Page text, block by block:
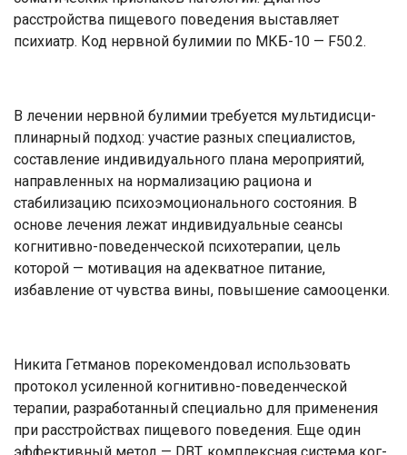
расстройства пище­вого поведения выставляет
психиатр. Код нервной були­мии по МКБ-10 — F50.2.
В лечении нервной були­мии требуется мультидисци­
плинарный подход: участие разных специалистов,
состав­ление индивидуального плана мероприятий,
направленных на нормализацию рациона и
стабилизацию психоэмоцио­нального состояния. В
основе лечения лежат индивидуаль­ные сеансы
когнитивно-пове­денческой психотерапии, цель
которой — мотивация на адек­ватное питание,
избавление от чувства вины, повышение са­мооценки.
Никита Гетманов порекомендовал использовать
протокол усиленной когнитив­но-поведенческой
терапии, раз­работанный специально для применения
при расстройст­вах пищевого поведения. Еще один